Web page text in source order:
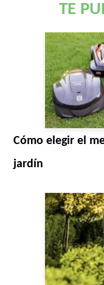
TE
Cómo elegir el
jardín